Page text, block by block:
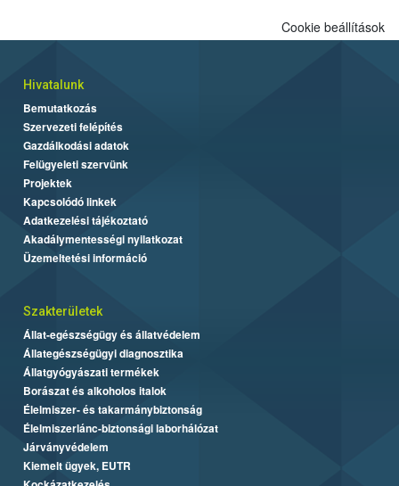
Cookie beállítások
Hivatalunk
Bemutatkozás
Szervezeti felépítés
Gazdálkodási adatok
Felügyeleti szervünk
Projektek
Kapcsolódó linkek
Adatkezelési tájékoztató
Akadálymentességi nyilatkozat
Üzemeltetési információ
Szakterületek
Állat-egészségügy és állatvédelem
Állategészségügyi diagnosztika
Állatgyógyászati termékek
Borászat és alkoholos italok
Élelmiszer- és takarmánybiztonság
Élelmiszerlánc-biztonsági laborhálózat
Járványvédelem
Kiemelt ügyek, EUTR